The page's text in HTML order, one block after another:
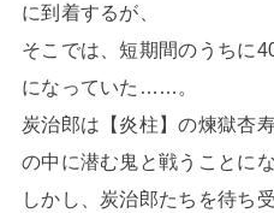
に到着するが、
そこでは、短期間のうちに
になっていた……。
炭治郎は【炎柱】の煉獄杏
の中に潜む鬼と戦うことにな
しかし、炭治郎たちを待ち